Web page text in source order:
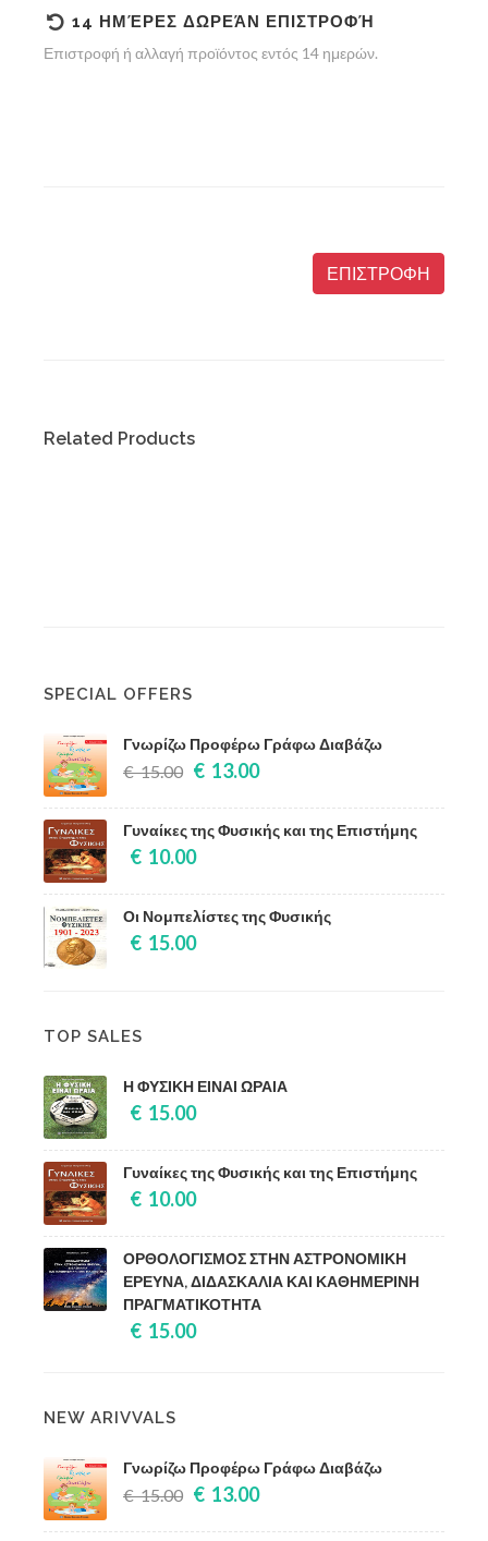
14 ΗΜΈΡΕΣ ΔΩΡΕΆΝ ΕΠΙΣΤΡΟΦΉ
Επιστροφή ή αλλαγή προϊόντος εντός 14 ημερών.
ΕΠΙΣΤΡΟΦΗ
Related Products
SPECIAL OFFERS
Γνωρίζω Προφέρω Γράφω Διαβάζω
€ 15.00 € 13.00
Γυναίκες της Φυσικής και της Επιστήμης
€ 10.00
Οι Νομπελίστες της Φυσικής
€ 15.00
TOP SALES
Η ΦΥΣΙΚΗ ΕΙΝΑΙ ΩΡΑΙΑ
€ 15.00
Γυναίκες της Φυσικής και της Επιστήμης
€ 10.00
ΟΡΘΟΛΟΓΙΣΜΟΣ ΣΤΗΝ ΑΣΤΡΟΝΟΜΙΚΗ
ΕΡΕΥΝΑ, ΔΙΔΑΣΚΑΛΙΑ ΚΑΙ ΚΑΘΗΜΕΡΙΝΗ
ΠΡΑΓΜΑΤΙΚΟΤΗΤΑ
€ 15.00
NEW ARIVVALS
Γνωρίζω Προφέρω Γράφω Διαβάζω
€ 15.00 € 13.00